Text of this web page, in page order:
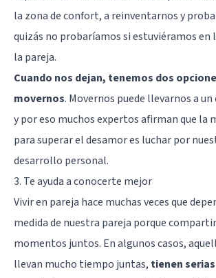
la zona de confort, a reinventarnos y
quizás no probaríamos si estuviéramos en
la pareja.
Cuando nos dejan, tenemos dos
movernos. Movernos puede llevarnos a
y por eso muchos expertos afirman que la
para superar el desamor es luchar por
desarrollo personal.
3. Te ayuda a conocerte mejor
Vivir en pareja hace muchas veces que
medida de nuestra pareja porque
momentos juntos. En algunos casos,
llevan mucho tiempo juntas, tienen